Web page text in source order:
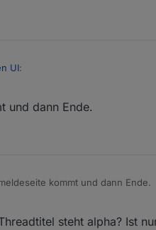
UI:
und dann Ende.
kommt und dann Ende.
steht alpha? Ist